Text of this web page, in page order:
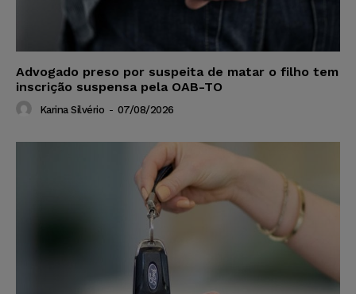
Advogado preso por suspeita de matar o filho tem
inscrição suspensa pela OAB-TO
Karina Silvério - 07/08/2026